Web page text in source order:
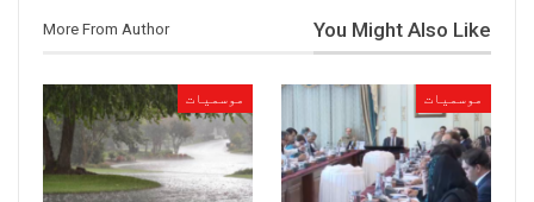
You Might Also Like
More From Author
موسمیات موسمیات